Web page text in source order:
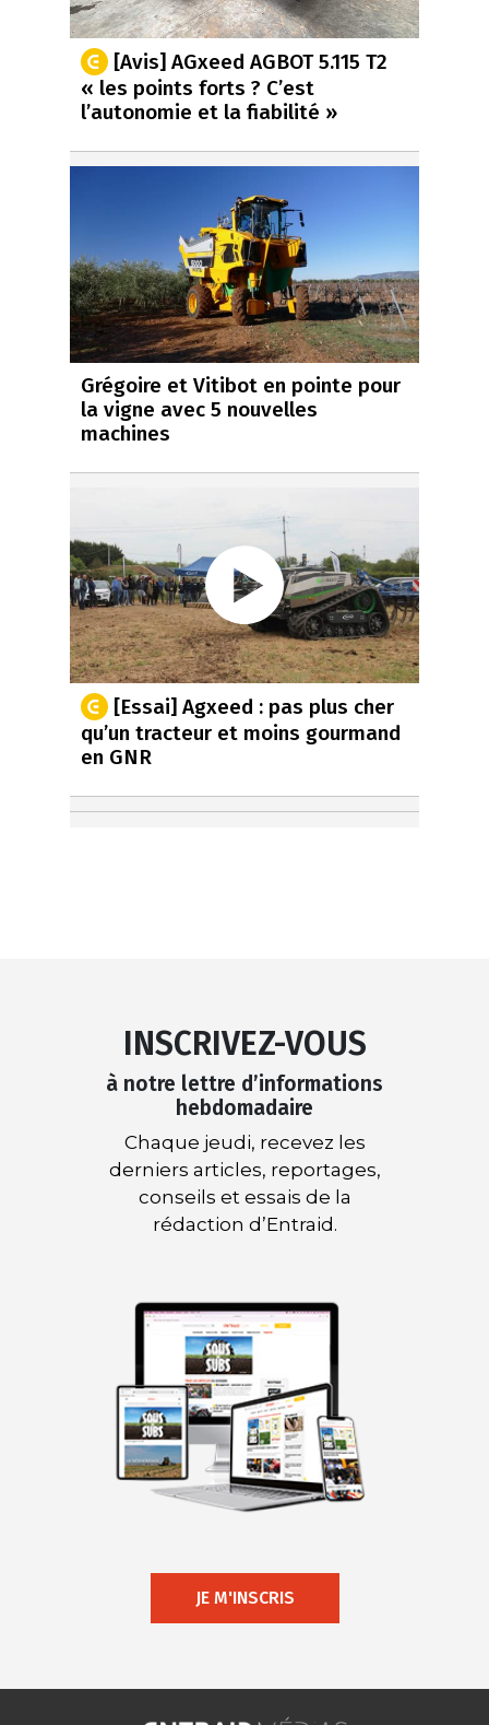
[Avis] AGxeed AGBOT 5.115 T2
« les points forts ? C’est
l’autonomie et la fiabilité »
Grégoire et Vitibot en pointe pour
la vigne avec 5 nouvelles
machines
[Essai] Agxeed : pas plus cher
qu’un tracteur et moins gourmand
en GNR
INSCRIVEZ-VOUS
à notre lettre d’informations
hebdomadaire
Chaque jeudi, recevez les
derniers articles, reportages,
conseils et essais de la
rédaction d’Entraid.
JE M'INSCRIS